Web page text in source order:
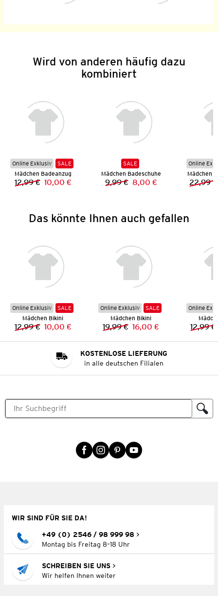
Wird von anderen häufig dazu
kombiniert
Online Exklusiv
SALE
Mädchen Badeanzug
Vorheriger Preis:
12,99 € Neuer Preis:
10,00 €
SALE
Mädchen Badeschuhe
Vorheriger Preis:
9,99 € Neuer Preis:
8,00 €
Online
Mädchen
22,99 €
Das könnte Ihnen auch gefallen
Online Exklusiv
SALE
Mädchen Bikini
Vorheriger Preis:
12,99 € Neuer Preis:
10,00 €
Online Exklusiv
SALE
Mädchen Bikini
Vorheriger Preis:
19,99 € Neuer Preis:
16,00 €
Online
12,99 €
KOSTENLOSE LIEFERUNG
in alle deutschen Filialen
WIR SIND FÜR SIE DA!
+49 (0) 2546 / 98 999 98
Montag bis Freitag 8–18 Uhr
SCHREIBEN SIE UNS
Wir helfen Ihnen weiter